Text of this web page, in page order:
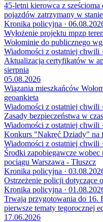
45-letni kierowca z
pojazdów zatrzymany w
Kronika policyjna ·
Wyłożenie projektu mpzp
Wołominie do publicznego
Wiadomości z ostatniej chwili
Aktualizacja certyfikatów w
sierpnia
05.08.2026
Wiązania mieszkańców
geoankieta
Wiadomości z ostatniej chwili
Zasady bezpieczeństwa w
Wiadomości z ostatniej chwili
Konkurs "Nakręć Dziady" na
Wiadomości z ostatniej chwili
Środki zapobiegawcze
pociągu Warszawa - Tłuszcz
Kronika policyjna ·
Ostrzeżenie policji dotyczące
Kronika policyjna ·
Trwają przygotowania do 16.
pierwsze tematy tegorocznej
17.06.2026